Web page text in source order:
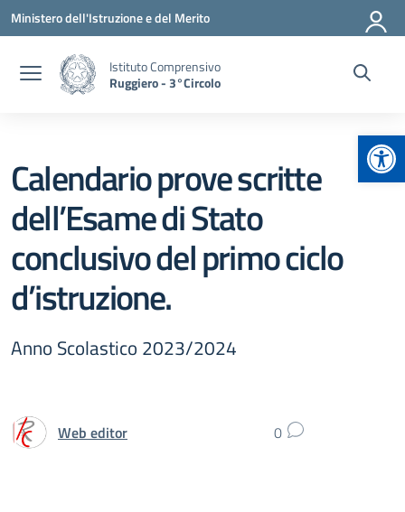
Vai ai contenuti
Vai al menu di navigazione
Vai al footer
Ministero dell'Istruzione e del Merito
Istituto Comprensivo
Ruggiero - 3°Circolo
Calendario prove scritte
dell’Esame di Stato
conclusivo del primo ciclo
d’istruzione.
Anno Scolastico 2023/2024
Web editor 0